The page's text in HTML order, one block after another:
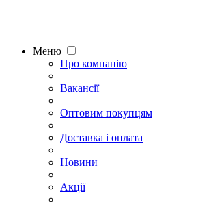
Меню
Про компанію
Вакансії
Оптовим покупцям
Доставка і оплата
Новини
Акції